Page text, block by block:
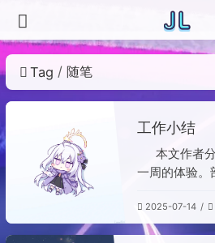
Tag 随笔
工作小结
本文作者
一周的体验。
虽应聘工程岗
乏系统带教，
2025-07-14